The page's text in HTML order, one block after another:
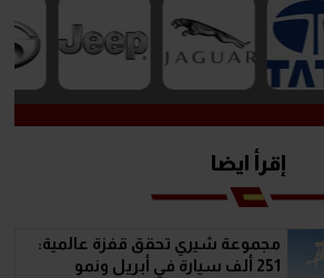
إقرأ ايضا
مجموعة شيري تحقق قفزة عالمية:
251 ألف سيارة في أبريل ونمو